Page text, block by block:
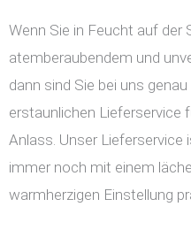
Wenn Sie in Feucht auf der
atemberaubendem und
dann sind Sie bei uns
erstaunlichen Lieferservice
Anlass. Unser Lieferservice
immer noch mit einem
warmherzigen Einstellung